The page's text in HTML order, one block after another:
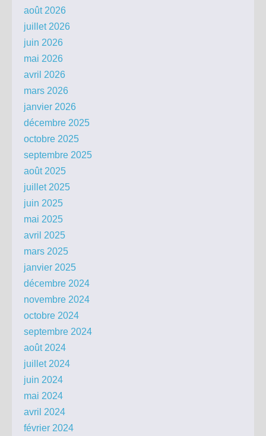
août 2026
juillet 2026
juin 2026
mai 2026
avril 2026
mars 2026
janvier 2026
décembre 2025
octobre 2025
septembre 2025
août 2025
juillet 2025
juin 2025
mai 2025
avril 2025
mars 2025
janvier 2025
décembre 2024
novembre 2024
octobre 2024
septembre 2024
août 2024
juillet 2024
juin 2024
mai 2024
avril 2024
février 2024